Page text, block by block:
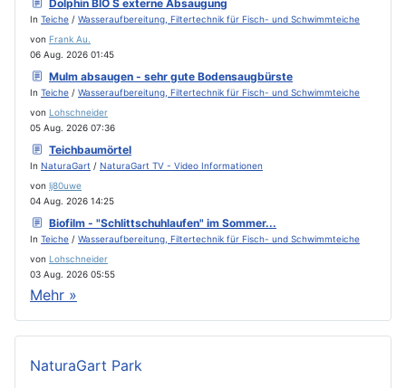
Dolphin BIO S externe Absaugung
In Teiche / Wasseraufbereitung, Filtertechnik für Fisch- und Schwimmteiche
von Frank Au.
06 Aug. 2026 01:45
Mulm absaugen - sehr gute Bodensaugbürste
In Teiche / Wasseraufbereitung, Filtertechnik für Fisch- und Schwimmteiche
von Lohschneider
05 Aug. 2026 07:36
Teichbaumörtel
In NaturaGart / NaturaGart TV - Video Informationen
von lj80uwe
04 Aug. 2026 14:25
Biofilm - "Schlittschuhlaufen" im Sommer...
In Teiche / Wasseraufbereitung, Filtertechnik für Fisch- und Schwimmteiche
von Lohschneider
03 Aug. 2026 05:55
Mehr »
NaturaGart Park